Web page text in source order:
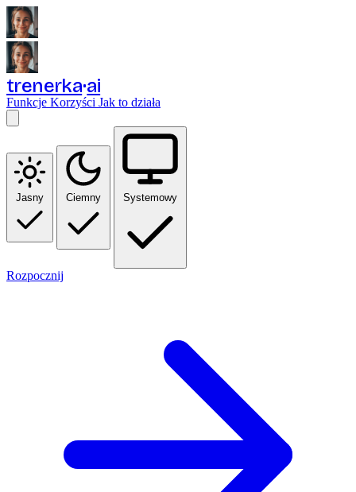
trenerka ai
Funkcje Korzyści Jak to działa
Jasny Ciemny Systemowy
Rozpocznij